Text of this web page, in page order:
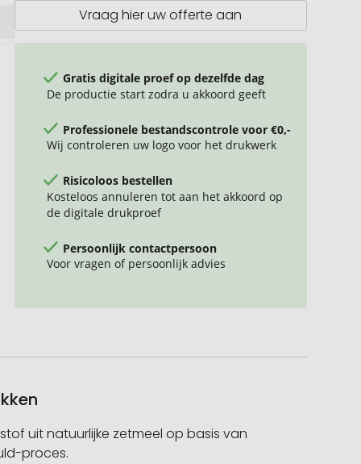
Vraag hier uw offerte aan
Gratis digitale proef op dezelfde dag
De productie start zodra u akkoord geeft
Professionele bestandscontrole voor €0,-
Wij controleren uw logo voor het drukwerk
Risicoloos bestellen
Kosteloos annuleren tot aan het akkoord op
de digitale drukproef
Persoonlijk contactpersoon
Voor vragen of persoonlijk advies
uit natuurlijke zetmeel op basis van
proces.